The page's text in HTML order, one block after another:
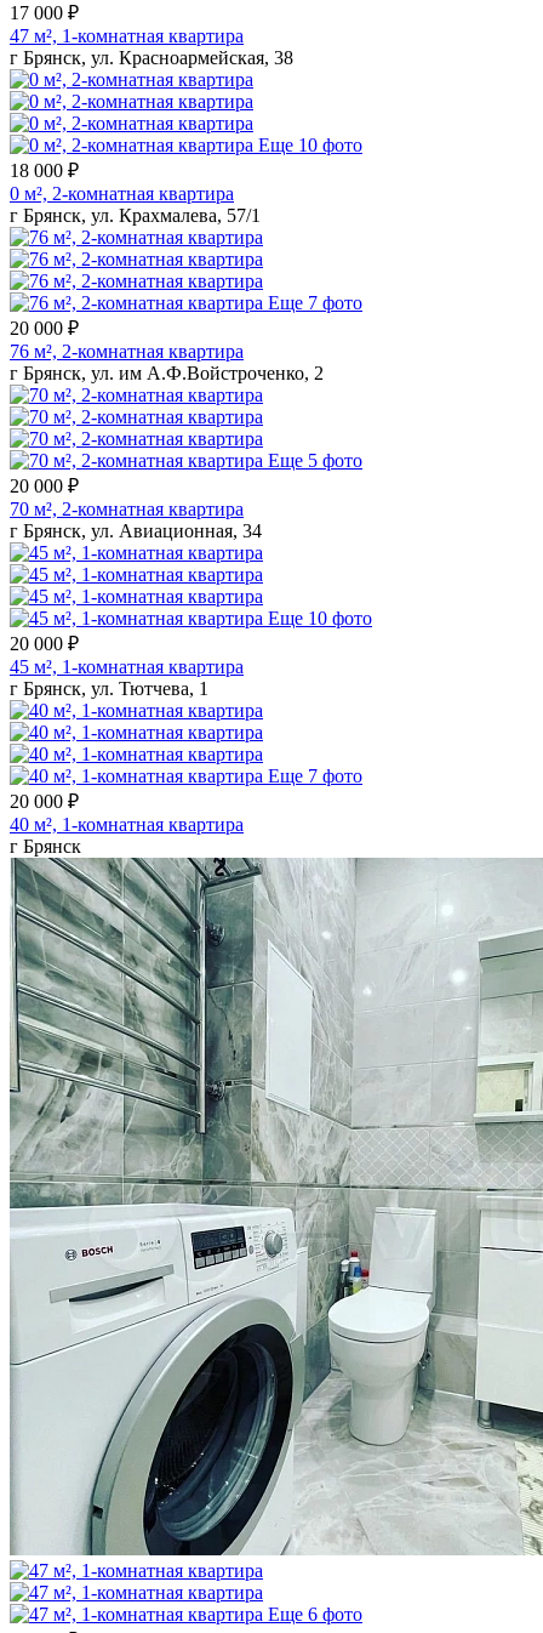
17 000 ₽
47 м², 1-комнатная квартира
г Брянск, ул. Красноармейская, 38
Еще 10 фото
18 000 ₽
0 м², 2-комнатная квартира
г Брянск, ул. Крахмалева, 57/1
Еще 7 фото
20 000 ₽
76 м², 2-комнатная квартира
г Брянск, ул. им А.Ф.Войстроченко, 2
Еще 5 фото
20 000 ₽
70 м², 2-комнатная квартира
г Брянск, ул. Авиационная, 34
Еще 10 фото
20 000 ₽
45 м², 1-комнатная квартира
г Брянск, ул. Тютчева, 1
Еще 7 фото
20 000 ₽
40 м², 1-комнатная квартира
г Брянск
Еще 6 фото